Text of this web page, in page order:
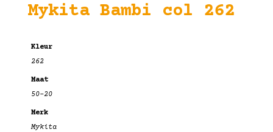
Mykita Bambi col 262
Kleur
262
Maat
50-20
Merk
Mykita